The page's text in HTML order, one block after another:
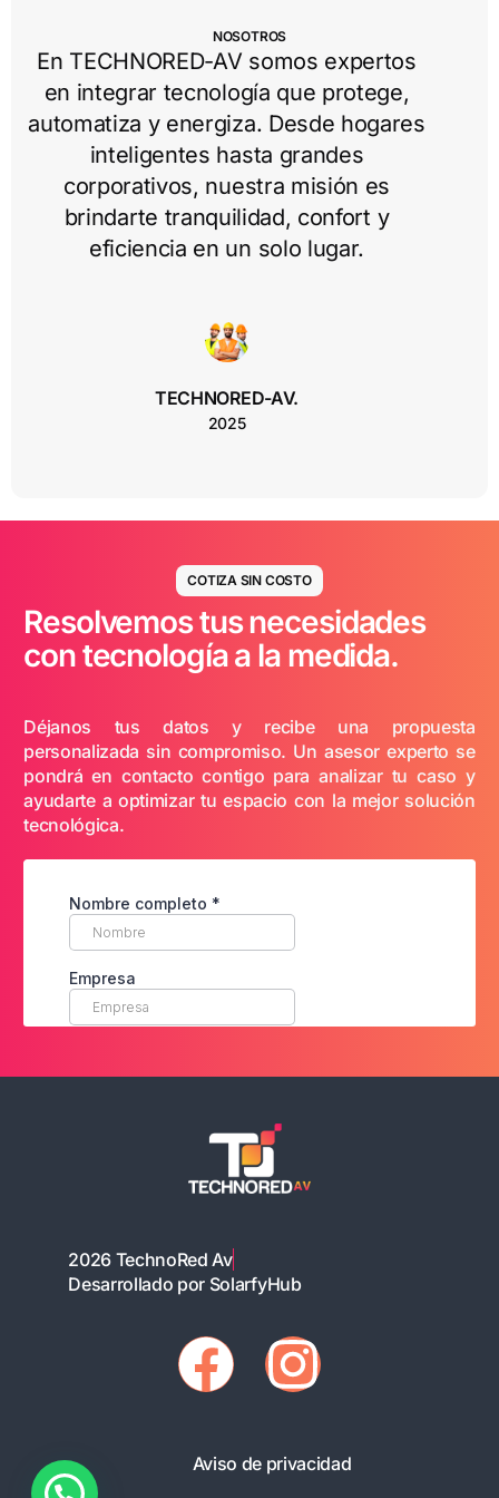
NOSOTROS
En TECHNORED-AV somos expertos
en integrar tecnología que protege,
automatiza y energiza. Desde hogares
inteligentes hasta grandes
corporativos, nuestra misión es
brindarte tranquilidad, confort y
eficiencia en un solo lugar.
TECHNORED-AV.
2025
En TECHNORED-AV somos expertos
en integrar tecnología que protege,
automatiza y energiza. Desde hogares
corporativos, nuestra misión es
brindarte tranquilidad, confort y
eficiencia en un solo lugar.
COTIZA SIN COSTO
Resolvemos tus necesidades
con tecnología a la medida.
Déjanos tus datos y recibe una propuesta
personalizada sin compromiso. Un asesor experto se
pondrá en contacto contigo para analizar tu caso y
ayudarte a optimizar tu espacio con la mejor solución
tecnológica.
2026 TechnoRed Av
Desarrollado por SolarfyHub
Aviso de privacidad